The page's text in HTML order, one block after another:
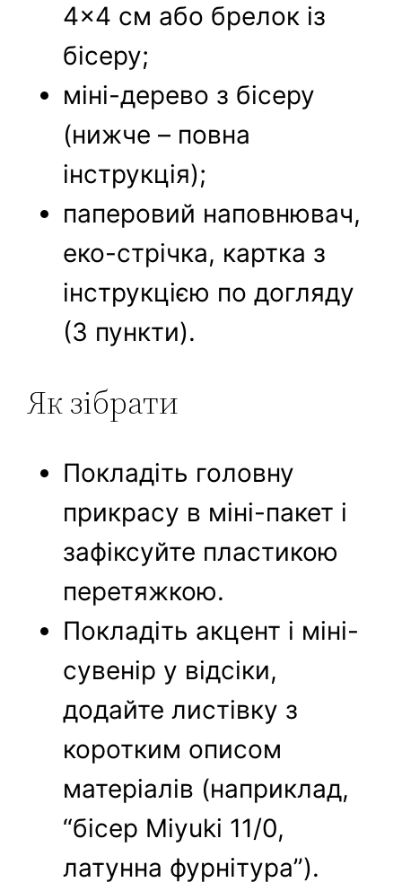
4×4 см або брелок із
бісеру;
міні-дерево з бісеру
(нижче – повна
інструкція);
паперовий наповнювач,
еко-стрічка, картка з
інструкцією по догляду
(3 пункти).
Як зібрати
Покладіть головну
прикрасу в міні-пакет і
зафіксуйте пластикою
перетяжкою.
Покладіть акцент і міні-
сувенір у відсіки,
додайте листівку з
коротким описом
матеріалів (наприклад,
“бісер Miyuki 11/0,
латунна фурнітура”).